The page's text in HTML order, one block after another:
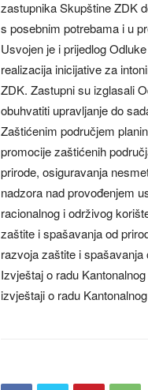
zastupnika Skupštine ZDK
s posebnim potrebama i u
Usvojen je i prijedlog
realizacija inicijative za
ZDK. Zastupni su izglasali
obuhvatiti upravljanje do
Zaštićenim područjem
promocije zaštićenih
prirode, osiguravanja
nadzora nad provođenjem
racionalnog i održivog
zaštite i spašavanja od
razvoja zaštite i
Izvještaj o radu
izvještaji o radu